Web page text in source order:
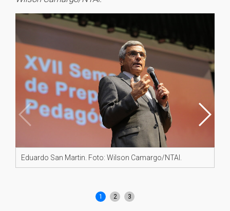
Eduardo San Martin. Foto: Wilson Camargo/NTAI.
1 2 3